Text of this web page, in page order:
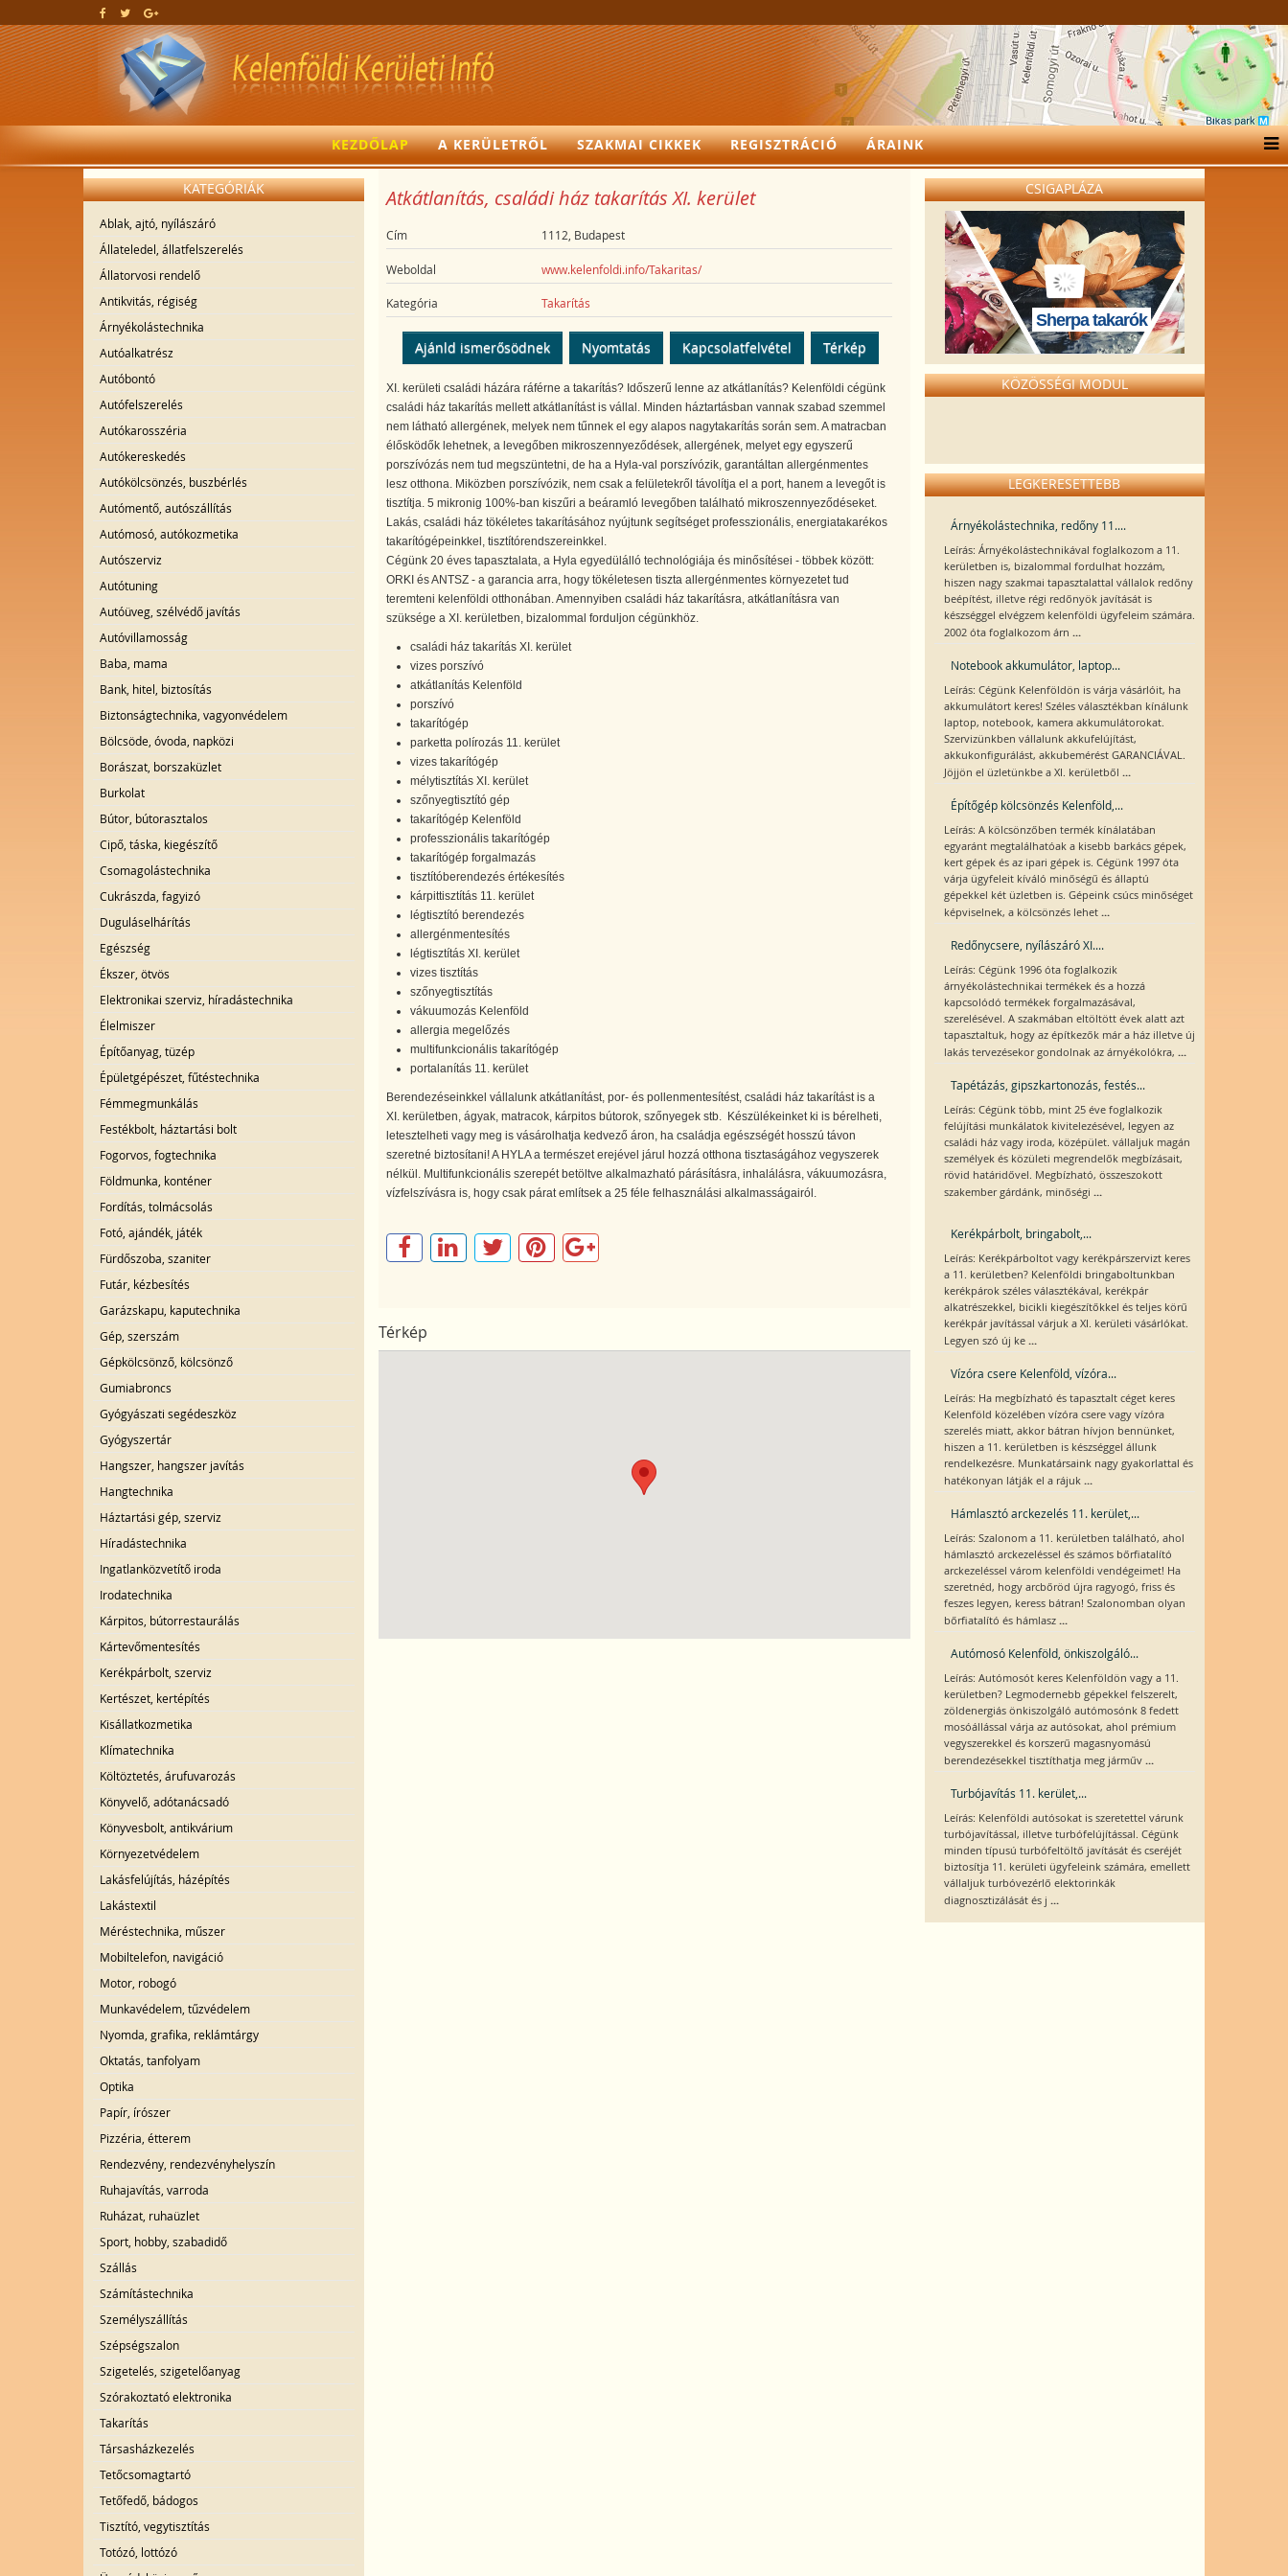
KEZDŐLAP A KERÜLETRŐL SZAKMAI CIKKEK REGISZTRÁCIÓ ÁRAINK
KATEGÓRIÁK
Ablak, ajtó, nyílászáró
Állateledel, állatfelszerelés
Állatorvosi rendelő
Antikvitás, régiség
Árnyékolástechnika
Autóalkatrész
Autóbontó
Autófelszerelés
Autókarosszéria
Autókereskedés
Autókölcsönzés, buszbérlés
Autómentő, autószállítás
Autómosó, autókozmetika
Autószerviz
Autótuning
Autóüveg, szélvédő javítás
Autóvillamosság
Baba, mama
Bank, hitel, biztosítás
Biztonságtechnika, vagyonvédelem
Bölcsöde, óvoda, napközi
Borászat, borszaküzlet
Burkolat
Bútor, bútorasztalos
Cipő, táska, kiegészítő
Csomagolástechnika
Cukrászda, fagyizó
Duguláselhárítás
Egészség
Ékszer, ötvös
Elektronikai szerviz, híradástechnika
Élelmiszer
Építőanyag, tüzép
Épületgépészet, fűtéstechnika
Fémmegmunkálás
Festékbolt, háztartási bolt
Fogorvos, fogtechnika
Földmunka, konténer
Fordítás, tolmácsolás
Fotó, ajándék, játék
Fürdőszoba, szaniter
Futár, kézbesítés
Garázskapu, kaputechnika
Gép, szerszám
Gépkölcsönző, kölcsönző
Gumiabroncs
Gyógyászati segédeszköz
Gyógyszertár
Hangszer, hangszer javítás
Hangtechnika
Háztartási gép, szerviz
Híradástechnika
Ingatlanközvetítő iroda
Irodatechnika
Kárpitos, bútorrestaurálás
Kártevőmentesítés
Kerékpárbolt, szerviz
Kertészet, kertépítés
Kisállatkozmetika
Klímatechnika
Költöztetés, árufuvarozás
Könyvelő, adótanácsadó
Könyvesbolt, antikvárium
Környezetvédelem
Lakásfelújítás, házépítés
Lakástextil
Méréstechnika, műszer
Mobiltelefon, navigáció
Motor, robogó
Munkavédelem, tűzvédelem
Nyomda, grafika, reklámtárgy
Oktatás, tanfolyam
Optika
Papír, írószer
Pizzéria, étterem
Rendezvény, rendezvényhelyszín
Ruhajavítás, varroda
Ruházat, ruhaüzlet
Sport, hobby, szabadidő
Szállás
Számítástechnika
Személyszállítás
Szépségszalon
Szigetelés, szigetelőanyag
Szórakoztató elektronika
Takarítás
Társasházkezelés
Tetőcsomagtartó
Tetőfedő, bádogos
Tisztító, vegytisztítás
Totózó, lottózó
Atkátlanítás, családi ház takarítás XI. kerület
Cím 1112, Budapest
Weboldal www.kelenfoldi.info/Takaritas/
Kategória Takarítás
Ajánld ismerősödnek Nyomtatás Kapcsolatfelvétel Térkép
XI. kerületi családi házára ráférne a takarítás? Időszerű lenne az atkátlanítás? Kelenföldi cégünk
családi ház takarítás mellett atkátlanítást is vállal. Minden háztartásban vannak szabad szemmel
nem látható allergének, melyek nem tűnnek el egy alapos nagytakarítás során sem. A matracban
élősködők lehetnek, a levegőben mikroszennyeződések, allergének, melyet egy egyszerű
porszívózás nem tud megszüntetni, de ha a Hyla-val porszívózik, garantáltan allergénmentes
lesz otthona. Miközben porszívózik, nem csak a felületekről távolítja el a port, hanem a levegőt is
tisztítja. 5 mikronig 100%-ban kiszűri a beáramló levegőben található mikroszennyeződéseket.
Lakás, családi ház tökéletes takarításához nyújtunk segítséget professzionális, energiatakarékos
takarítógépeinkkel, tisztítórendszereinkkel.
Cégünk 20 éves tapasztalata, a Hyla egyedülálló technológiája és minősítései - többek között:
ORKI és ANTSZ - a garancia arra, hogy tökéletesen tiszta allergénmentes környezetet tud
teremteni kelenföldi otthonában. Amennyiben családi ház takarításra, atkátlanításra van
szüksége a XI. kerületben, bizalommal forduljon cégünkhöz.
családi ház takarítás XI. kerület
vizes porszívó
atkátlanítás Kelenföld
porszívó
takarítógép
parketta polírozás 11. kerület
vizes takarítógép
mélytisztítás XI. kerület
szőnyegtisztító gép
takarítógép Kelenföld
professzionális takarítógép
takarítógép forgalmazás
tisztítóberendezés értékesítés
kárpittisztítás 11. kerület
légtisztító berendezés
allergénmentesítés
légtisztítás XI. kerület
vizes tisztítás
szőnyegtisztítás
vákuumozás Kelenföld
allergia megelőzés
multifunkcionális takarítógép
portalanítás 11. kerület
Berendezéseinkkel vállalunk atkátlanítást, por- és pollenmentesítést, családi ház takarítást is a
XI. kerületben, ágyak, matracok, kárpitos bútorok, szőnyegek stb. Készülékeinket ki is bérelheti,
letesztelheti vagy meg is vásárolhatja kedvező áron, ha családja egészségét hosszú távon
szeretné biztosítani! A HYLA a természet erejével járul hozzá otthona tisztaságához vegyszerek
nélkül. Multifunkcionális szerepét betöltve alkalmazható párásításra, inhalálásra, vákuumozásra,
vízfelszívásra is, hogy csak párat említsek a 25 féle felhasználási alkalmasságairól.
Térkép
CSIGAPLÁZA
Sherpa takarók
KÖZÖSSÉGI MODUL
LEGKERESETTEBB
Árnyékolástechnika, redőny 11....
Leírás: Árnyékolástechnikával foglalkozom a 11.
kerületben is, bizalommal fordulhat hozzám,
hiszen nagy szakmai tapasztalattal vállalok redőny
beépítést, illetve régi redőnyök javítását is
készséggel elvégzem kelenföldi ügyfeleim számára.
2002 óta foglalkozom árn ...
Notebook akkumulátor, laptop...
Leírás: Cégünk Kelenföldön is várja vásárlóit, ha
akkumulátort keres! Széles választékban kínálunk
laptop, notebook, kamera akkumulátorokat.
Szervizünkben vállalunk akkufelújítást,
akkukonfigurálást, akkubemérést GARANCIÁVAL.
Jöjjön el üzletünkbe a XI. kerületből ...
Építőgép kölcsönzés Kelenföld,...
Leírás: A kölcsönzőben termék kínálatában
egyaránt megtalálhatóak a kisebb barkács gépek,
kert gépek és az ipari gépek is. Cégünk 1997 óta
várja ügyfeleit kíváló minőségű és állaptú
gépekkel két üzletben is. Gépeink csúcs minőséget
képviselnek, a kölcsönzés lehet ...
Redőnycsere, nyílászáró XI....
Leírás: Cégünk 1996 óta foglalkozik
árnyékolástechnikai termékek és a hozzá
kapcsolódó termékek forgalmazásával,
szerelésével. A szakmában eltöltött évek alatt azt
tapasztaltuk, hogy az építkezők már a ház illetve új
lakás tervezésekor gondolnak az árnyékolókra, ...
Tapétázás, gipszkartonozás, festés...
Leírás: Cégünk több, mint 25 éve foglalkozik
felújítási munkálatok kivitelezésével, legyen az
családi ház vagy iroda, középület. vállaljuk magán
személyek és közületi megrendelők megbízásait,
rövid határidővel. Megbízható, összeszokott
szakember gárdánk, minőségi ...
Kerékpárbolt, bringabolt,...
Leírás: Kerékpárboltot vagy kerékpárszervizt keres
a 11. kerületben? Kelenföldi bringaboltunkban
kerékpárok széles választékával, kerékpár
alkatrészekkel, bicikli kiegészítőkkel és teljes körű
kerékpár javítással várjuk a XI. kerületi vásárlókat.
Legyen szó új ke ...
Vízóra csere Kelenföld, vízóra...
Leírás: Ha megbízható és tapasztalt céget keres
Kelenföld közelében vízóra csere vagy vízóra
szerelés miatt, akkor bátran hívjon bennünket,
hiszen a 11. kerületben is készséggel állunk
rendelkezésre. Munkatársaink nagy gyakorlattal és
hatékonyan látják el a rájuk ...
Hámlasztó arckezelés 11. kerület,...
Leírás: Szalonom a 11. kerületben található, ahol
hámlasztó arckezeléssel és számos bőrfiatalító
arckezeléssel várom kelenföldi vendégeimet! Ha
szeretnéd, hogy arcbőröd újra ragyogó, friss és
feszes legyen, keress bátran! Szalonomban olyan
bőrfiatalító és hámlasz ...
Autómosó Kelenföld, önkiszolgáló...
Leírás: Autómosót keres Kelenföldön vagy a 11.
kerületben? Legmodernebb gépekkel felszerelt,
zöldenergiás önkiszolgáló autómosónk 8 fedett
mosóállással várja az autósokat, ahol prémium
vegyszerekkel és korszerű magasnyomású
berendezésekkel tisztíthatja meg járműv ...
Turbójavítás 11. kerület,...
Leírás: Kelenföldi autósokat is szeretettel várunk
turbójavítással, illetve turbófelújítással. Cégünk
minden típusú turbófeltöltő javítását és cseréjét
biztosítja 11. kerületi ügyfeleink számára, emellett
vállaljuk turbóvezérlő elektorinkák
diagnosztizálását és j ...